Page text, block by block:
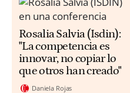
Rosalia Salvia (Isdin):
"La competencia es
innovar, no copiar lo
que otros han creado"
Daniela Rojas